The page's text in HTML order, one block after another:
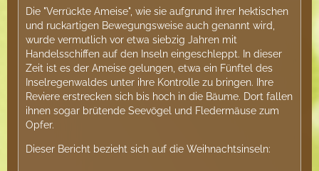
Die "Verrückte Ameise", wie sie aufgrund ihrer hektischen
und ruckartigen Bewegungsweise auch genannt wird,
wurde vermutlich vor etwa siebzig Jahren mit
Handelsschiffen auf den Inseln eingeschleppt. In dieser
Zeit ist es der Ameise gelungen, etwa ein Fünftel des
Inselregenwaldes unter ihre Kontrolle zu bringen. Ihre
Reviere erstrecken sich bis hoch in die Bäume. Dort fallen
ihnen sogar brütende Seevögel und Fledermäuse zum
Opfer.
Dieser Bericht bezieht sich auf die Weihnachtsinseln: